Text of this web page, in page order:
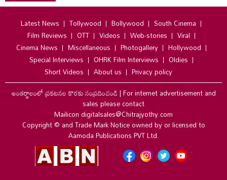
Latest News Tollywood Bollywood
South Cinema
Film Reviews
OTT Videos Web-stories
Viral
Cinema News
Miscellaneous Photogallery
Hollywood
Special Interviews
OHRK Film Interviews
Oldies
Short Videos
About us
Privacy policy
అంతర్జాలంలో ప్రకటనల కొరకు సంప్రదించండి|For internet advertisement and
sales please contact
Mailicon digitalsales@Chitrajyothy.com
Copyright © and Trade Mark Notice owned by or licensed to
Aamoda Publications PVT Ltd.